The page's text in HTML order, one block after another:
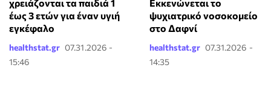
χρειάζονται τα παιδιά 1
έως 3 ετών για έναν υγιή
εγκέφαλο
healthstat.gr 07.31.2026 -
15:46
Εκκενώνεται το
ψυχιατρικό νοσοκομείο
στο Δαφνί
healthstat.gr 07.31.2026 -
14:35